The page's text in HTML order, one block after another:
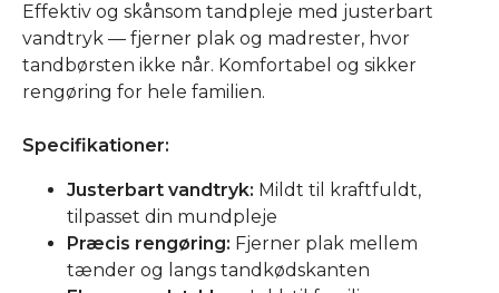
Effektiv og skånsom tandpleje med justerbart
vandtryk — fjerner plak og madrester, hvor
tandbørsten ikke når. Komfortabel og sikker
rengøring for hele familien.
Specifikationer:
Justerbart vandtryk: Mildt til kraftfuldt,
tilpasset din mundpleje
Præcis rengøring: Fjerner plak mellem
tænder og langs tandkødskanten